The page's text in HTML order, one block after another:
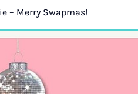
– Merry Swapmas!